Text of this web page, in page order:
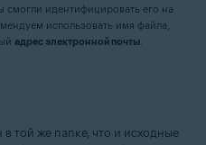
смогли идентифицировать его на
использовать имя файла,
адрес электронной почты
той же папке, что и исходные